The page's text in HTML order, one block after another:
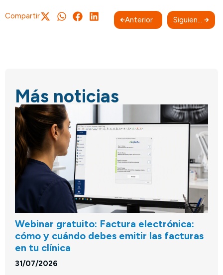
Compartir Anterior Siguiente
Más noticias
Webinar gratuito: Factura electrónica:
cómo y cuándo debes emitir las facturas
en tu clínica
31/07/2026